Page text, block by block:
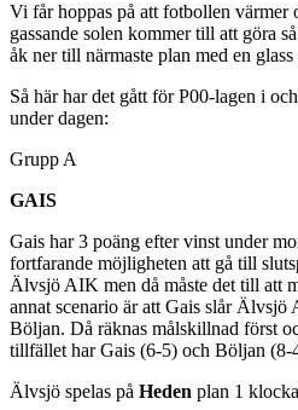
Vi får hoppas på att fotbollen värmer
gassande solen kommer till att göra
åk ner till närmaste plan med en
Så här har det gått för P00-lagen i
under dagen:
Grupp A
GAIS
Gais har 3 poäng efter vinst under
fortfarande möjligheten att gå till
Älvsjö AIK men då måste det till att
annat scenario är att Gais slår
Böljan. Då räknas målskillnad först
tillfället har Gais (6-5) och Böljan (8-
Älvsjö spelas på Heden plan 1